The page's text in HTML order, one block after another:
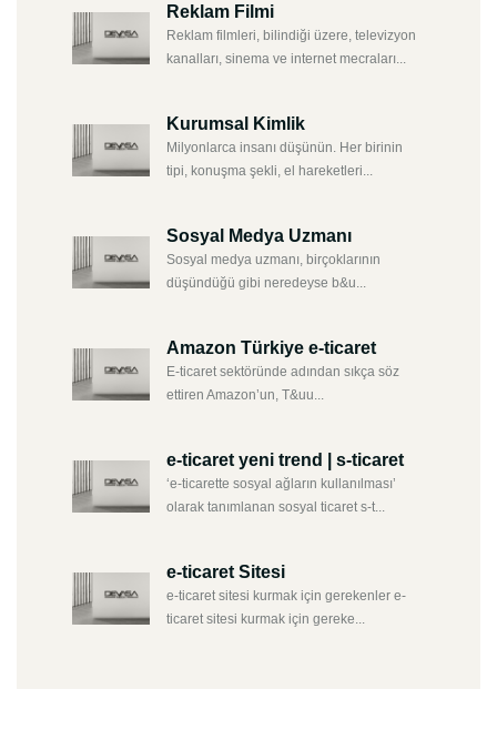
Reklam Filmi
Reklam filmleri, bilindiği üzere, televizyon
kanalları, sinema ve internet mecraları...
Kurumsal Kimlik
Milyonlarca insanı düşünün. Her birinin
tipi, konuşma şekli, el hareketleri...
Sosyal Medya Uzmanı
Sosyal medya uzmanı, birçoklarının
düşündüğü gibi neredeyse b&u...
Amazon Türkiye e-ticaret
E-ticaret sektöründe adından sıkça söz
ettiren Amazon’un, T&uu...
e-ticaret yeni trend | s-ticaret
‘e-ticarette sosyal ağların kullanılması’
olarak tanımlanan sosyal ticaret s-t...
e-ticaret Sitesi
e-ticaret sitesi kurmak için gerekenler e-
ticaret sitesi kurmak için gereke...